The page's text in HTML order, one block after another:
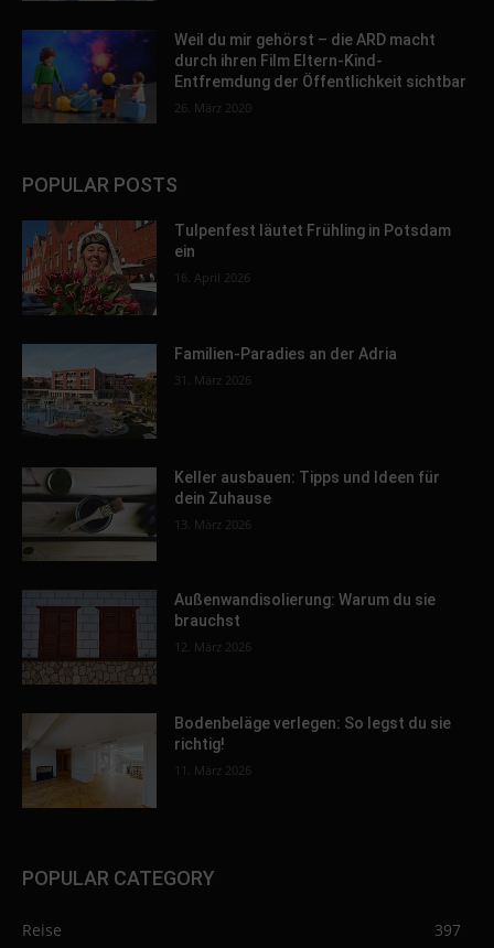
Weil du mir gehörst – die ARD macht
durch ihren Film Eltern-Kind-
Entfremdung der Öffentlichkeit sichtbar
26. März 2020
POPULAR POSTS
Tulpenfest läutet Frühling in Potsdam
ein
16. April 2026
Familien-Paradies an der Adria
31. März 2026
Keller ausbauen: Tipps und Ideen für
dein Zuhause
13. März 2026
Außenwandisolierung: Warum du sie
brauchst
12. März 2026
Bodenbeläge verlegen: So legst du sie
richtig!
11. März 2026
POPULAR CATEGORY
Reise
397